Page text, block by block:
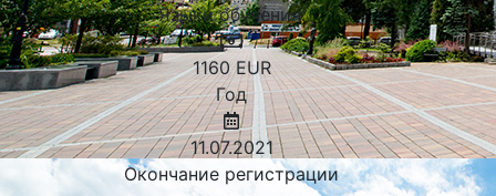
Языки обучения:
1160 EUR
Год
11.07.2021
Окончание регистрации